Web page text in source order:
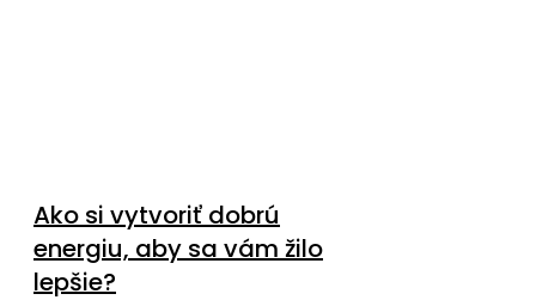
Ako si vytvoriť dobrú
energiu, aby sa vám žilo
lepšie?